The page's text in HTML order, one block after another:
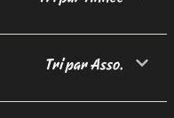
Tri par Asso.